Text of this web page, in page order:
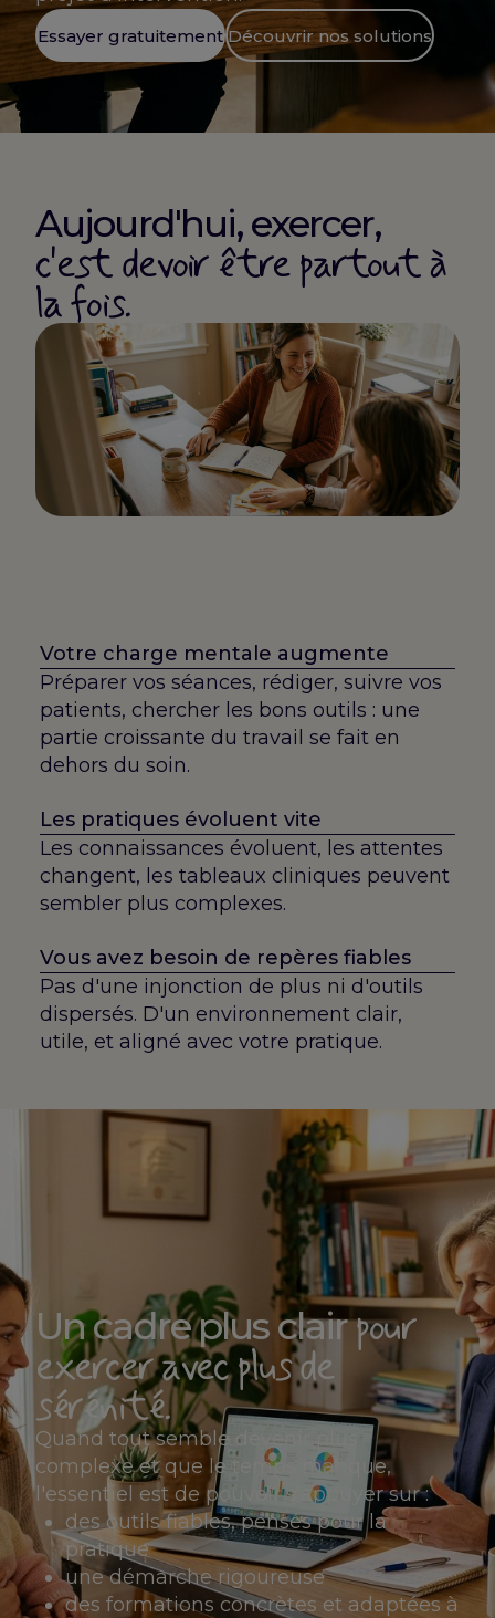
Essayer gratuitement Découvrir nos solutions
Aujourd'hui, exercer,
c'est devoir être partout à
la fois.
Votre charge mentale augmente
Préparer vos séances, rédiger, suivre vos
patients, chercher les bons outils : une
partie croissante du travail se fait en
dehors du soin.
Les pratiques évoluent vite
Les connaissances évoluent, les attentes
changent, les tableaux cliniques peuvent
sembler plus complexes.
Vous avez besoin de repères fiables
Pas d'une injonction de plus ni d'outils
dispersés. D'un environnement clair,
utile, et aligné avec votre pratique.
Un cadre plus clairpour
exercer avec plus de
sérénité.
Quand tout semble devenir plus
complexe et que le temps manque,
l'essentiel est de pouvoir s'appuyer sur :
des outils fiables, pensés pour la
pratique
une démarche rigoureuse
des formations concrètes et adaptées à